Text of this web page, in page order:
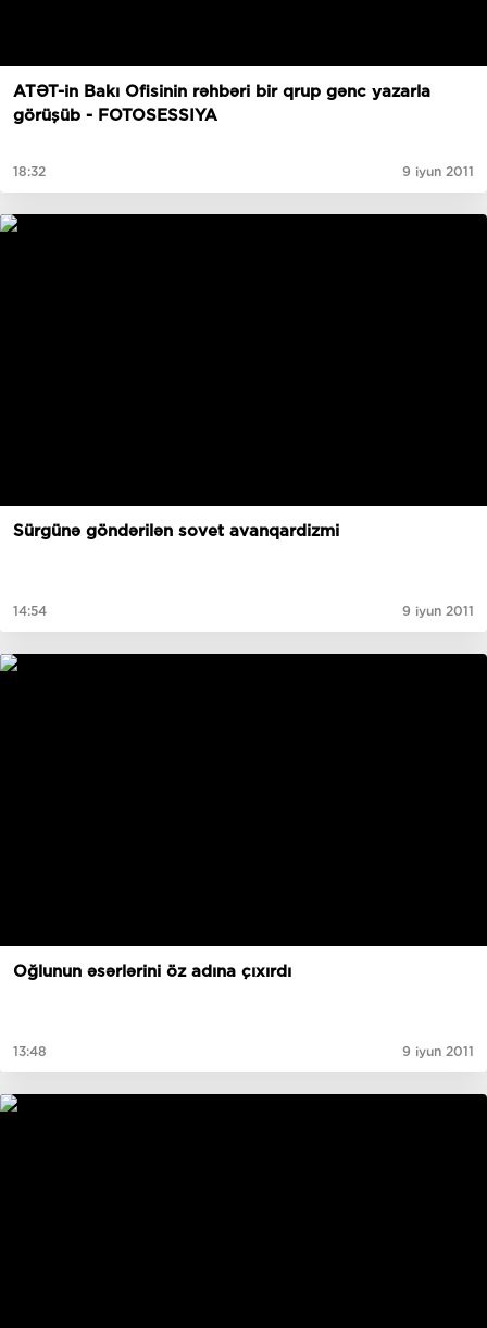
ATƏT-in Bakı Ofisinin rəhbəri bir qrup gənc yazarla
görüşüb - FOTOSESSIYA
18:32 9 iyun 2011
Sürgünə göndərilən sovet avanqardizmi
14:54 9 iyun 2011
Oğlunun əsərlərini öz adına çıxırdı
13:48 9 iyun 2011